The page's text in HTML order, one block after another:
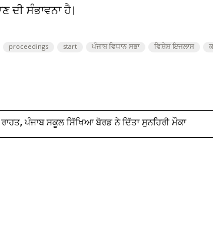
ਦੀ ਸੰਭਾਵਨਾ ਹੈ।
proceedings start ਪੰਜਾਬ ਵਿਧਾਨ ਸਭਾ ਵਿਸ਼ੇਸ਼ ਇਜਲਾਸ
ਪੰਜਾਬ ਸਕੂਲ ਸਿੱਖਿਆ ਬੋਰਡ ਨੇ ਦਿੱਤਾ ਸੁਨਹਿਰੀ ਮੌਕਾ
ਇਟਲੀ
ਪ੍ਰਚਾਰ